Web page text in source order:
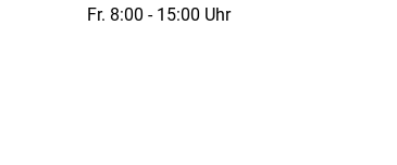
Fr. 8:00 - 15:00 Uhr